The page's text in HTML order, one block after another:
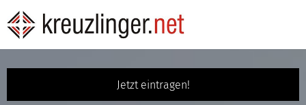
Jetzt eintragen!